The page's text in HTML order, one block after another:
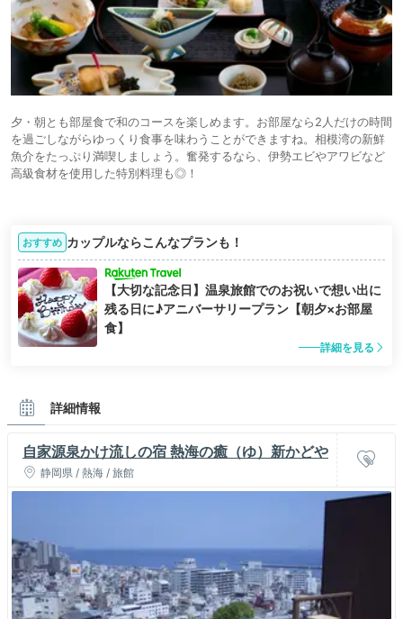
夕・朝とも部屋食で和のコースを楽しめます。お部屋なら2人だけの時間
を過ごしながらゆっくり食事を味わうことができますね。相模湾の新鮮
魚介をたっぷり満喫しましょう。奮発するなら、伊勢エビやアワビなど
高級食材を使用した特別料理も◎！
おすすめ カップルならこんなプランも！
【大切な記念日】温泉旅館でのお祝いで想い出に
残る日に♪アニバーサリープラン【朝夕×お部屋
食】
詳細を見る
詳細情報
自家源泉かけ流しの宿 熱海の癒（ゆ）新かどや
静岡県 / 熱海 / 旅館